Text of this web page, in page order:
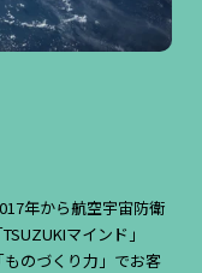
年から航空宇宙防衛
マインド」
のづくり力」でお客